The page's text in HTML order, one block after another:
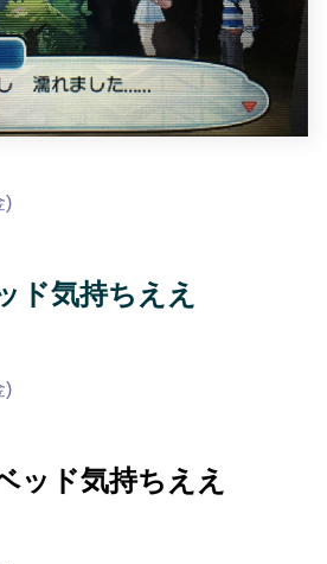
)
ド気持ちええ
)
ッド気持ちええ